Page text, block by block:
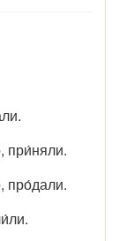
при́няли.
про́дали.